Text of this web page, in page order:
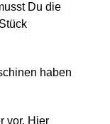
Du die
haben
vor. Hier